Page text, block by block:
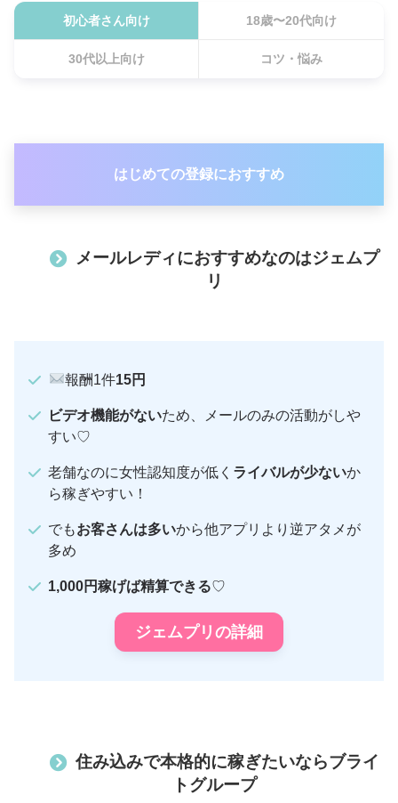
初心者さん向け 18歳〜20代向け
30代以上向け コツ・悩み
はじめての登録におすすめ
メールレディにおすすめなのはジェムプ
リ
報酬1件15円
ビデオ機能がないため、メールのみの活動がしや
すい♡
老舗なのに女性認知度が低く ライバルが少ないか
ら稼ぎやすい！
でもお客さんは多いから他アプリより逆アタメが
多め
1,000円稼げば精算できる♡
ジェムプリの詳細
住み込みで本格的に稼ぎたいならブライ
トグループ